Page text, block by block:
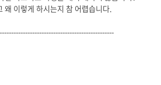
왜 이렇게 하시는지 참 어렵습니다.